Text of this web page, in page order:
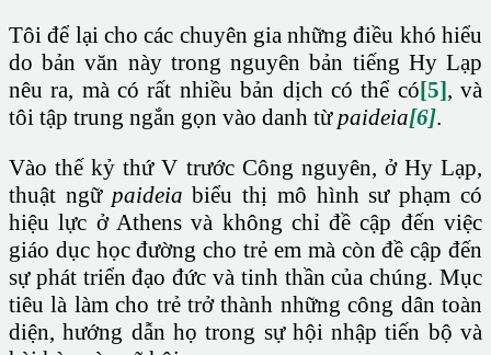
Tôi để lại cho các chuyên gia những điều khó hiểu
do bản văn này trong nguyên bản tiếng Hy Lạp
nêu ra, mà có rất nhiều bản dịch có thể có[5], và
tôi tập trung ngắn gọn vào danh từpaideia[6].
Vào thế kỷ thứ V trước Công nguyên, ở Hy Lạp,
thuật ngữ paideia biểu thị mô hình sư phạm có
hiệu lực ở Athens và không chỉ đề cập đến việc
giáo dục học đường cho trẻ em mà còn đề cập đến
sự phát triển đạo đức và tinh thần của chúng. Mục
tiêu là làm cho trẻ trở thành những công dân toàn
diện, hướng dẫn họ trong sự hội nhập tiến bộ và